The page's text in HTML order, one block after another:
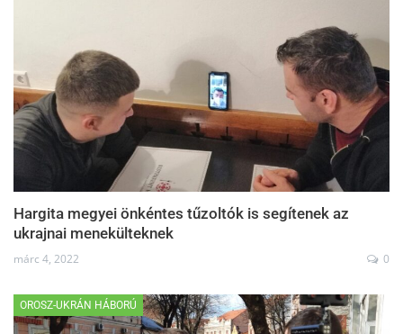
Hargita megyei önkéntes tűzoltók is segítenek az
ukrajnai menekülteknek
márc 4, 2022 0
OROSZ-UKRÁN HÁBORÚ